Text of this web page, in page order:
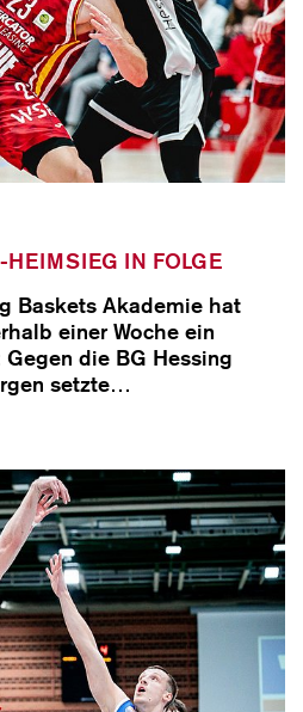
HEIMSIEG IN FOLGE
Baskets Akademie hat
einer Woche ein
die BG Hessing
setzte…